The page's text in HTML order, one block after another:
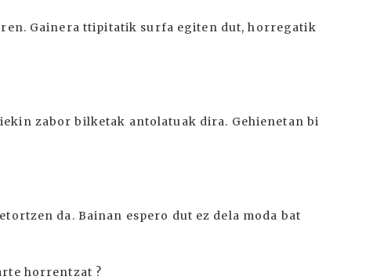
Gainera ttipitatik surfa egiten dut, horregatik
zabor bilketak antolatuak dira. Gehienetan bi
da. Bainan espero dut ez dela moda bat
horrentzat ?